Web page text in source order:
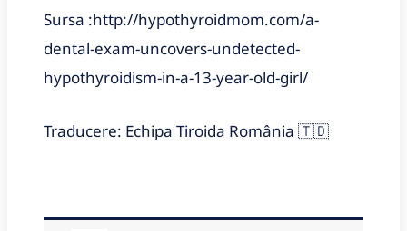
Sursa :http://hypothyroidmom.com/a-
dental-exam-uncovers-undetected-
hypothyroidism-in-a-13-year-old-girl/
Traducere: Echipa Tiroida România 🇹🇩